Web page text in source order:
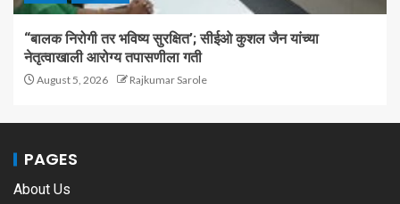
“बालक निरोगी तर भविष्य सुरक्षित’; सीईओ कुशल जैन यांच्या
नेतृत्वाखाली आरोग्य तपासणीला गती
August 5, 2026 Rajkumar Sarole
PAGES
About Us